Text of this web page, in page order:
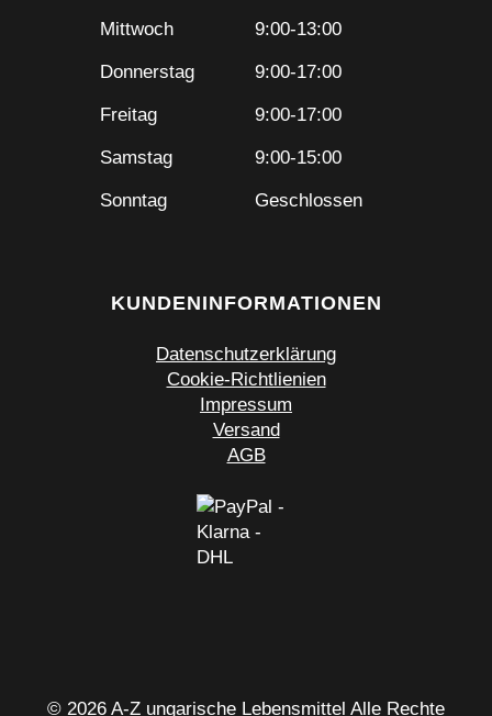
Mittwoch 9:00-13:00
Donnerstag 9:00-17:00
Freitag 9:00-17:00
Samstag 9:00-15:00
Sonntag Geschlossen
KUNDENINFORMATIONEN
Datenschutzerklärung
Cookie-Richtlienien
Impressum
Versand
AGB
© 2026 A-Z ungarische Lebensmittel Alle Rechte